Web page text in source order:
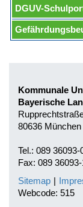
DGUV-
Kommunale
Bayerische
80636 München
Tel.: 089 36093-
Fax: 089
Sitemap |
Webcode: 515